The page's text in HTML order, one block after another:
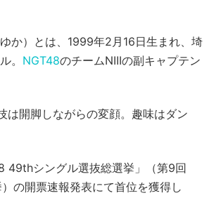
か）とは、1999年2月16日生まれ、埼
。 NGT48のチームNIIIの副キャプテン
は開脚しながらの変顔。趣味はダン
49thシングル選抜総選挙」（第9回
の開票速報発表にて首位を獲得し